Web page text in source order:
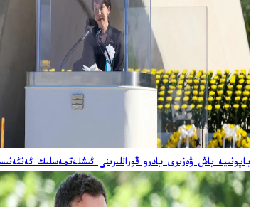
ياپونىيە باش ۋەزىرى يادرو قوراللىرىنى ئىشلەتمەسلىك